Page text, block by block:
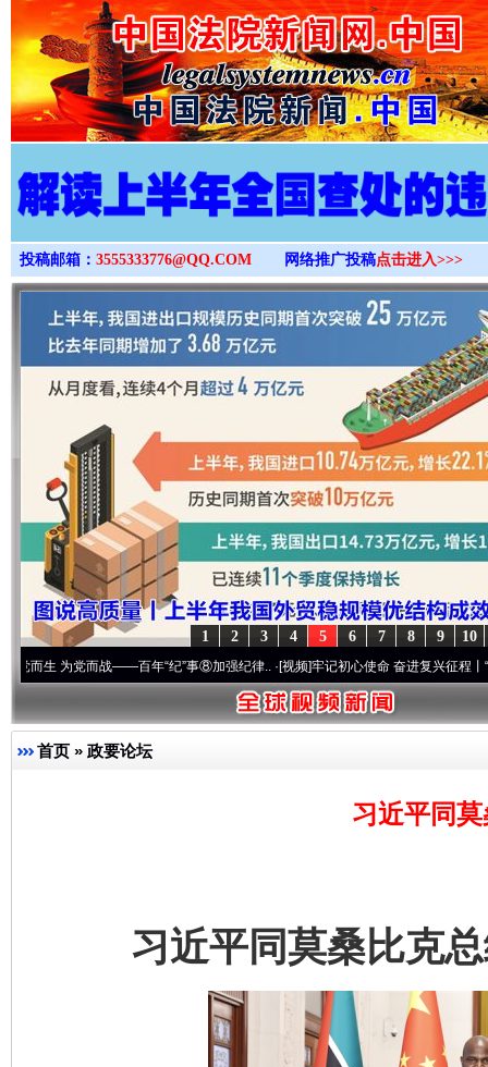
>
投稿邮箱： 3555333776@QQ.COM 网络推广投稿点击进入>>>
10
9
8
7
6
5
4
3
2
1
而战——百年“纪”事⑧加强纪律..·[视频]牢记初心使命 奋进复兴征程丨“转折之城”激
首页 » 政要论坛
习近平同
习近平同莫桑比克总